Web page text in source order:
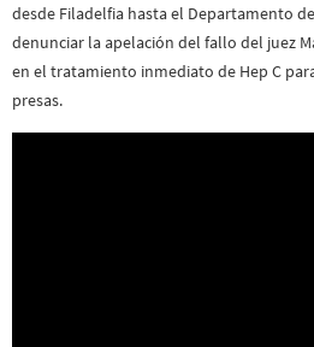
desde Filadelfia hasta el Departamento
denunciar la apelación del fallo del juez
en el tratamiento inmediato de Hep C
presas.